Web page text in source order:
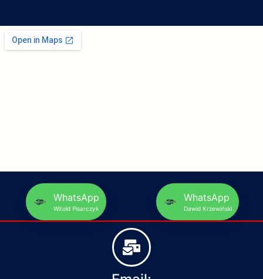
WhatsApp
Witold Pisarczyk
WhatsApp
Dawid Krzewiński